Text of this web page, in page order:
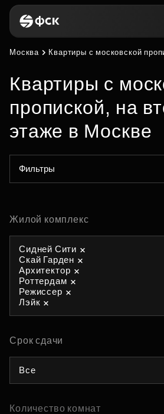
Москва Квартиры с московской
Квартиры с
пропиской, на
этаже в Москве
Фильтры
Жилой комплекс
Сидней Сити
Скай Гарден
Архитектор
Роттердам
Режиссер
Лэйк
Срок сдачи
Все
Количество комнат